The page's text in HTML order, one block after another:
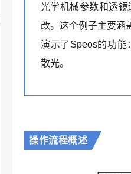
光学机械参数和透
改。这个例子主要涵
演示了Speos的功能
散光。
操作流程概述